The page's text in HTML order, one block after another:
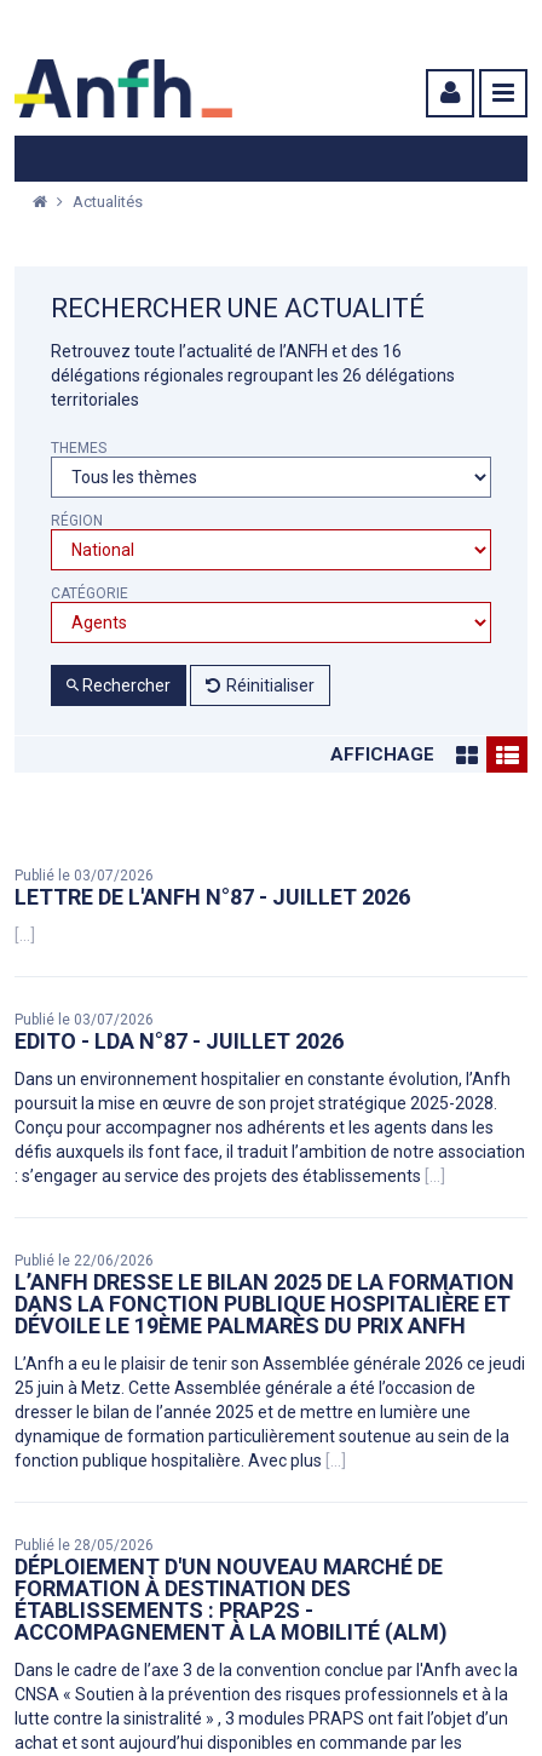
Actualités
RECHERCHER UNE ACTUALITÉ
Retrouvez toute l’actualité de l’ANFH et des 16
délégations régionales regroupant les 26 délégations
territoriales
THEMES
RÉGION
CATÉGORIE
Rechercher Réinitialiser
AFFICHAGE
Publié le 03/07/2026
LETTRE DE L'ANFH N°87 - JUILLET 2026
[...]
Publié le 03/07/2026
EDITO - LDA N°87 - JUILLET 2026
Dans un environnement hospitalier en constante évolution, l’Anfh
poursuit la mise en œuvre de son projet stratégique 2025-2028.
Conçu pour accompagner nos adhérents et les agents dans les
défis auxquels ils font face, il traduit l’ambition de notre association
: s’engager au service des projets des établissements [...]
Publié le 22/06/2026
L’ANFH DRESSE LE BILAN 2025 DE LA FORMATION
DANS LA FONCTION PUBLIQUE HOSPITALIÈRE ET
DÉVOILE LE 19ÈME PALMARÈS DU PRIX ANFH
L’Anfh a eu le plaisir de tenir son Assemblée générale 2026 ce jeudi
25 juin à Metz. Cette Assemblée générale a été l’occasion de
dresser le bilan de l’année 2025 et de mettre en lumière une
dynamique de formation particulièrement soutenue au sein de la
fonction publique hospitalière. Avec plus [...]
Publié le 28/05/2026
DÉPLOIEMENT D'UN NOUVEAU MARCHÉ DE
FORMATION À DESTINATION DES
ÉTABLISSEMENTS : PRAP2S -
ACCOMPAGNEMENT À LA MOBILITÉ (ALM)
Dans le cadre de l’axe 3 de la convention conclue par l'Anfh avec la
CNSA « Soutien à la prévention des risques professionnels et à la
lutte contre la sinistralité » , 3 modules PRAPS ont fait l’objet d’un
achat et sont aujourd’hui disponibles en commande par les